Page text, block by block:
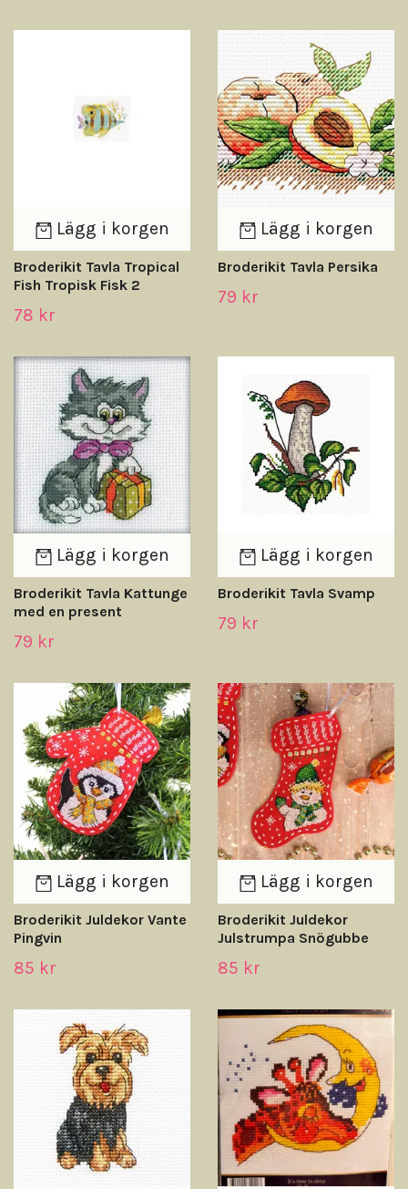
Lägg i korgen
Broderikit Tavla Tropical
Fish Tropisk Fisk 2
78 kr
Lägg i korgen
Broderikit Tavla Persika
79 kr
Lägg i korgen
Broderikit Tavla Kattunge
med en present
79 kr
Lägg i korgen
Broderikit Tavla Svamp
79 kr
Lägg i korgen
Broderikit Juldekor Vante
Pingvin
85 kr
Lägg i korgen
Broderikit Juldekor
Julstrumpa Snögubbe
85 kr